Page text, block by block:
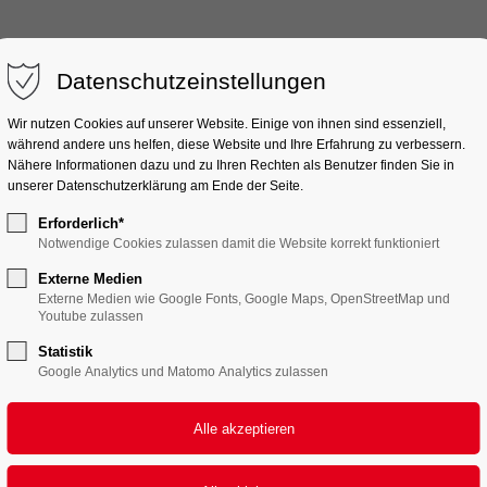
ipsum dolor sit amet:
/ 365days
support for our
Fri 8:00am - 5:00pm
Cybersteel Inc.
376-293 City Road, Suite
San Francisco, CA 94102
Have any questions?
Drop us a line
- Elevation
Datenschutzeinstellungen
Wir nutzen Cookies auf unserer Website. Einige von ihnen sind essenziell,
während andere uns helfen, diese Website und Ihre Erfahrung zu verbessern.
Nähere Informationen dazu und zu Ihren Rechten als Benutzer finden Sie in
unserer Datenschutzerklärung am Ende der Seite.
Erforderlich*
Notwendige Cookies zulassen damit die Website korrekt funktioniert
Externe Medien
Externe Medien wie Google Fonts, Google Maps, OpenStreetMap und
Youtube zulassen
Statistik
Google Analytics und Matomo Analytics zulassen